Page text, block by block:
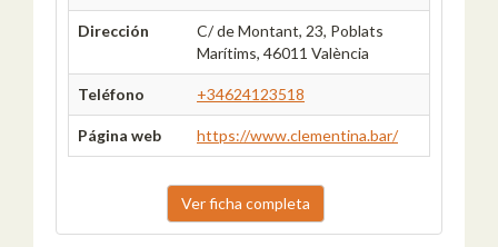
Dirección
C/ de Montant, 23, Poblats
Marítims, 46011 València
Teléfono +34624123518
Página web https://www.clementina.bar/
Ver ficha completa